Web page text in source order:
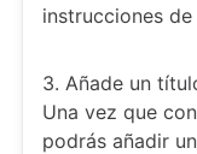
instrucciones
3. Añade un
Una vez que
podrás añadir